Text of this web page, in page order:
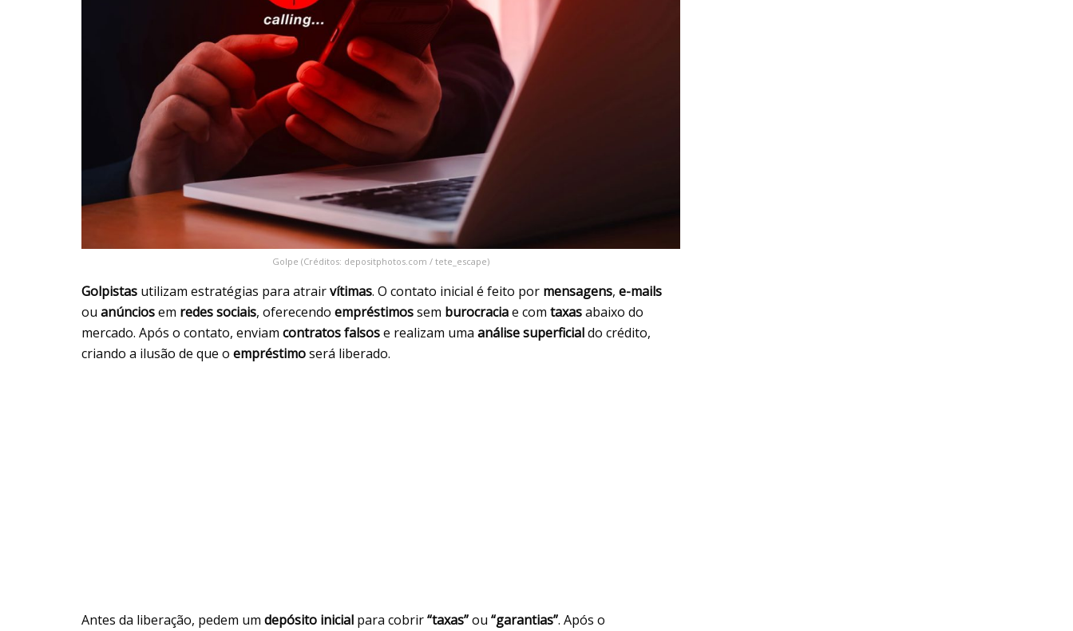
Golpe (Créditos: depositphotos.com / tete_escape)
Golpistas utilizam estratégias para atrairvítimas. O contato inicial é feito por mensagens, e-mails
ou anúnciosem redes sociais, oferecendo empréstimossem burocraciae com taxasabaixo do
mercado. Após o contato, enviam contratos falsose realizam uma análise superficialdo crédito,
criando a ilusão de que o empréstimoserá liberado.
Antes da liberação, pedem um depósito inicial para cobrir“taxas”ou “garantias”. Após o